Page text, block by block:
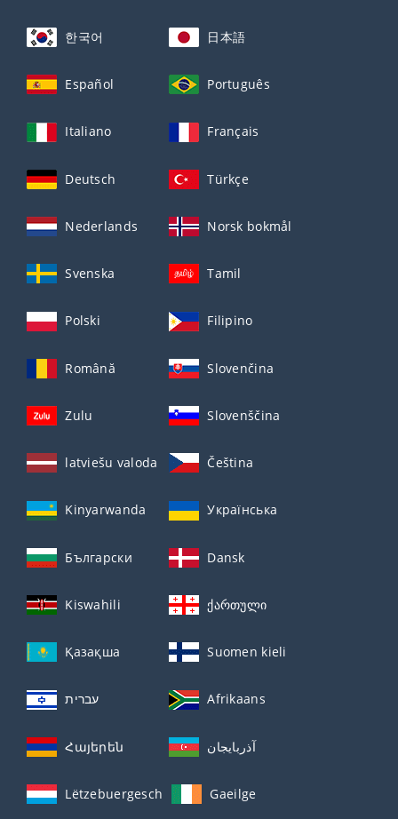
한국어 日本語
Español Português
Italiano Français
Deutsch Türkçe
Nederlands Norsk bokmål
Svenska Tamil
Polski Filipino
Română Slovenčina
Zulu Slovenščina
latviešu valoda Čeština
Kinyarwanda Українська
Български Dansk
Kiswahili ქართული
Қазақша Suomen kieli
עברית Afrikaans
Հայերեն آذربايجان
Lëtzebuergesch Gaeilge